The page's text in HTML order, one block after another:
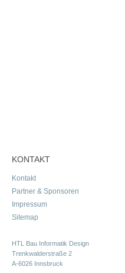
KONTAKT
Kontakt
Partner & Sponsoren
Impressum
Sitemap
HTL Bau Informatik Design
Trenkwalderstraße 2
A-6026 Innsbruck